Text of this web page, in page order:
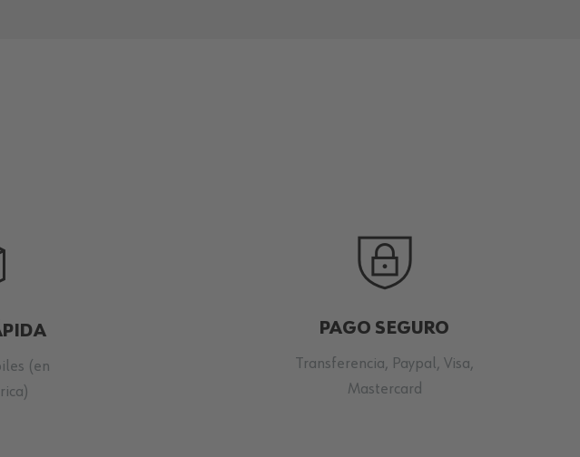
(en
PAGO SEGURO
Transferencia, Paypal, Visa,
Mastercard